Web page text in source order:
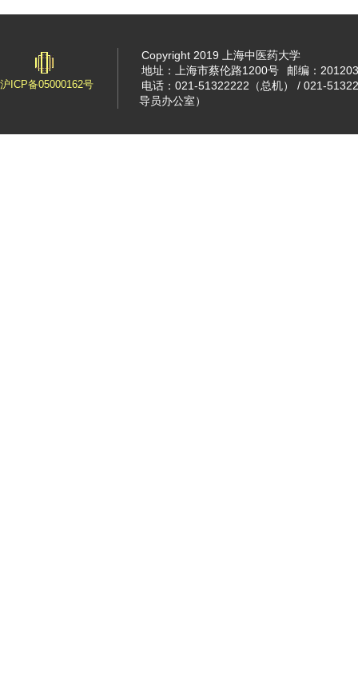
沪ICP备05000162号
Copyright 2019 上海中医药大学
地址：上海市蔡伦路1200号
邮编：201203
电话：021-51322222（总机） / 021-
导员办公室）